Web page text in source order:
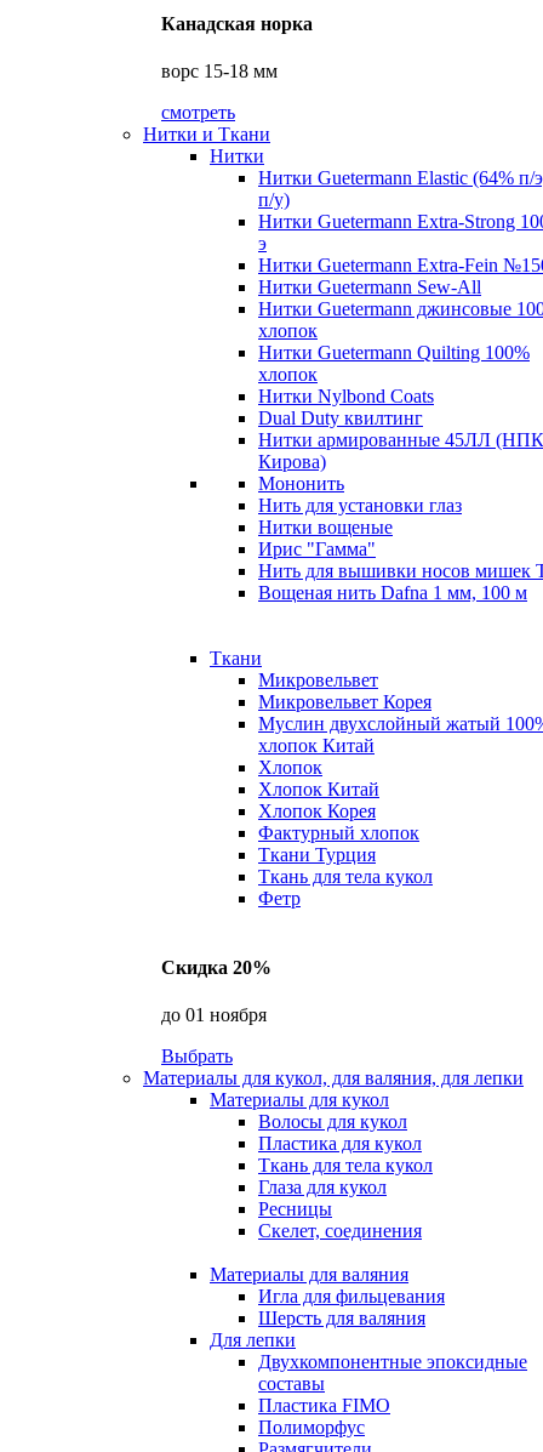
Канадская норка
ворс 15-18 мм
смотреть
Нитки и Ткани
Нитки
Нитки Guetermann Elastic (64% п/
п/у)
Нитки Guetermann Extra-Strong
э
Нитки Guetermann Extra-Fein
Нитки Guetermann Sew-All
Нитки Guetermann джинсовые
хлопок
Нитки Guetermann Quilting 100%
хлопок
Нитки Nylbond Coats
Dual Duty квилтинг
Нитки армированные 45ЛЛ
Кирова)
Мононить
Нить для установки глаз
Нитки вощеные
Ирис "Гамма"
Нить для вышивки носов мишек
Вощеная нить Dafna 1 мм, 100 м
Ткани
Микровельвет
Микровельвет Корея
Муслин двухслойный жатый
хлопок Китай
Хлопок
Хлопок Китай
Хлопок Корея
Фактурный хлопок
Ткани Турция
Ткань для тела кукол
Фетр
Скидка 20%
до 01 ноября
Выбрать
Материалы для кукол, для валяния, для лепки
Материалы для кукол
Волосы для кукол
Пластика для кукол
Ткань для тела кукол
Глаза для кукол
Ресницы
Скелет, соединения
Материалы для валяния
Игла для фильцевания
Шерсть для валяния
Для лепки
Двухкомпонентные эпоксидные
составы
Пластика FIMO
Полиморфус